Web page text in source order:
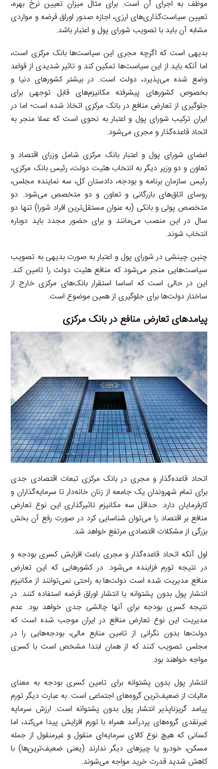
موظف به اجرای آن است. برای مثال میزان تعیین نرخ بهره،
تعیین سیاست‌گذاری‌های ارزی، اجازه صدور اوراق قرضه و مواردی
مشابه آن باید با تصویب شورای پول و اعتبار باشد.
بدیهی است که اگرچه مجری این سیاست‌ها بانک مرکزی است،
اما آنکه باید از این سیاست‌ها تمکین کند و تاثیر شدیدی از قواعد
وضع شده می‌پذیرد، دولت است. در بیشتر کشورهای دنیا و
بخصوص کشورهای پیشرفته مکانیزم‌های قابل توجهی برای
جلوگیری از تعارض منافع در بانک مرکزی اتخاذ شده است؛ اما در
ایران ترکیب شورای پول و اعتبار به نحوی است که عملا منجر به
اتحاد قاعده‌گذار و مجری می‌شود.
اعضای شورای پول و اعتبار بانک مرکزی شامل وزرای اقتصاد و
تعاون و دو وزیر دیگر به انتخاب هئیت دولت، رئیس بانک مرکزی،
رئیس سازمان برنامه و بودجه، دادستان کل، سه نماینده مجلس،
روسای اتاق‌های بازرگانی و تعاون و دو متخصص می‌شود. دو
متخصص پولی و بانکی (به عنوان مستقل‌ترین افراد شورا) تنها دو
سال در این منصب می‌مانند و برای حضور مجدد باید دوباره
انتخاب شوند.
چنین چینشی در شورای پول و اعتبار به صورت بدیهی به تصویب
سیاست‌هایی منجر می‌شود که منافع هئیت دولت را تامین کند.
این در حالی است که اساسا استقرار بانک‌های مرکزی خارج از
ساختار دولت‌ها برای جلوگیری از همین موضوع است.
پیامدهای تعارض منافع در بانک مرکزی
اتحاد قاعده‌گذار و مجری در بانک مرکزی تبعات اقتصادی جدی
برای تمام شهروندان یک جامعه از زنان خانه‌دار تا سرمایه‌گذاران و
کارفرمایان دارد. حداقل سه مکانیزم تاثیرگذاری این نوع تعارض
منافع بر اقتصاد را می‌توان شناسایی کرد در صورت رفع آن بخش
بزرگی از مشکلات اقتصادی مرتفع خواهد شد.
اول آنکه اتحاد قاعده‌گذار و مجری باعث افزایش کسری بودجه و
در نتیجه تورم فزاینده می‌شود. در کشورهایی که این تعارض
منافع مدیریت شده است دولت‌ها به راحتی نمی‌توانند از مکانیزم
انتشار پول بدون پشتوانه یا انتشار اوراق قرضه استفاده کنند. در
نتیجه کسری بودجه برای آنها چالشی جدی خواهد بود. عدم
مدیریت این نوع تعارض منافع در ایران موجب شده است که
دولت‌ها بدون نگرانی از تامین منابع مالی، بودجه‌هایی را در
مجلس تصویب کنند که از همان ابتدا مشخص است با کسری
مواجه خواهند بود.
انتشار پول بدون پشتوانه برای تامین کسری بودجه به معنای
مالیات از ضعیف‌ترین گروه‌های اجتماعی است. به عبارت دیگر تورم
پیامد گریزناپذیر انتشار پول بدون پشتوانه است. ارزش سرمایه
غیرنقدی گروه‌های پردرآمد همراه با تورم افزایش پیدا می‌کند، اما
کسانی که هیچ نوع کالای سرمایه‌ای منقول و غیرمنقول از جمله
مسکن، خودرو یا چیزهای دیگر ندارند (یعنی ضعیف‌ترین‌ها) با
کاهش شدید قدرت خرید مواجه می‌شوند.